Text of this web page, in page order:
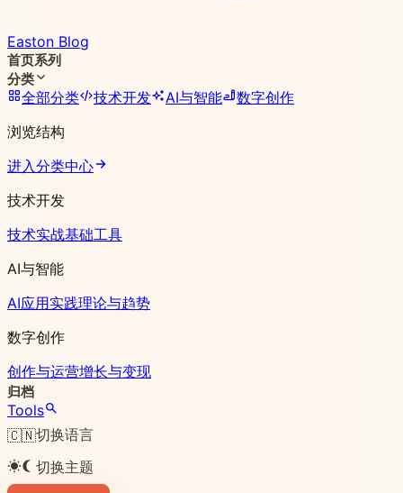
Easton Blog
首页系列
分类
全部分类 技术开发 AI与智能
数字创作
浏览结构
进入分类中心
技术开发
技术实战基础工具
AI与智能
AI应用实践理论与趋势
数字创作
创作与运营增长与变现
归档
Tools
🇨🇳切换语言
切换主题